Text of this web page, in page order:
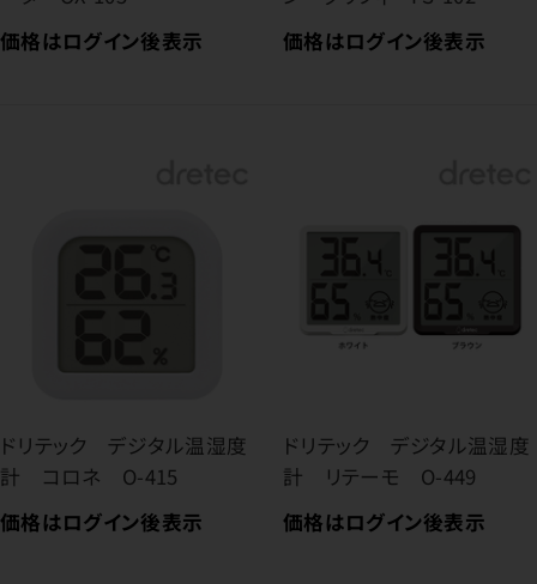
価格はログイン後表示
価格はログイン後表示
ドリテック デジタル温湿度
計 コロネ O-415
価格はログイン後表示
ドリテック デジタル温湿度
計 リテーモ O-449
価格はログイン後表示